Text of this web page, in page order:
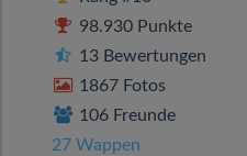
98.930 Punkte
13 Bewertungen
1867 Fotos
106 Freunde
27 Wappen